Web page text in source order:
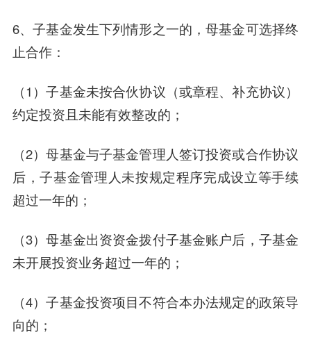
6、子基金发生下列情形之一的，母基金可选择终
止合作：
（1）子基金未按合伙协议（或章程、补充协议）
约定投资且未能有效整改的；
（2）母基金与子基金管理人签订投资或合作协议
后，子基金管理人未按规定程序完成设立等手续
超过一年的；
（3）母基金出资资金拨付子基金账户后，子基金
未开展投资业务超过一年的；
（4）子基金投资项目不符合本办法规定的政策导
向的；